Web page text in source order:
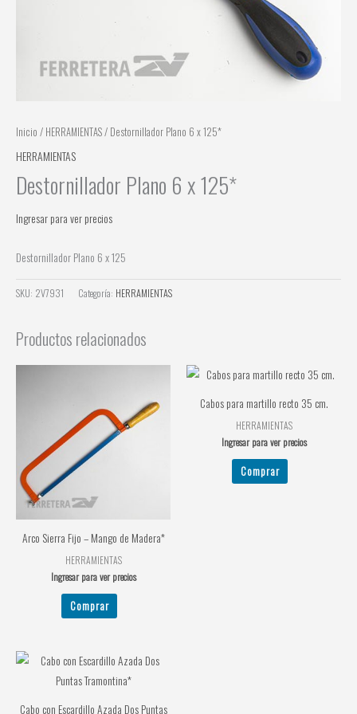
Inicio / HERRAMIENTAS/ Destornillador Plano 6 x 125*
HERRAMIENTAS
Destornillador Plano 6 x 125*
Ingresar para ver precios
Destornillador Plano 6 x 125
SKU: 2V7931 Categoría: HERRAMIENTAS
Productos relacionados
Arco Sierra Fijo – Mango de Madera*
HERRAMIENTAS
Ingresar para ver precios
Comprar
Cabos para martillo recto 35 cm.
HERRAMIENTAS
Ingresar para ver precios
Comprar
Cabo con Escardillo Azada Dos Puntas